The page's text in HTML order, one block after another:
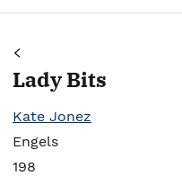
Lady Bits
Kate Jonez
Engels
198